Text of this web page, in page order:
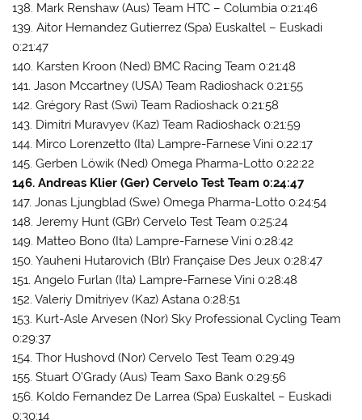
138. Mark Renshaw (Aus) Team HTC – Columbia 0:21:46
139. Aitor Hernandez Gutierrez (Spa) Euskaltel – Euskadi
0:21:47
140. Karsten Kroon (Ned) BMC Racing Team 0:21:48
141. Jason Mccartney (USA) Team Radioshack 0:21:55
142. Grégory Rast (Swi) Team Radioshack 0:21:58
143. Dimitri Muravyev (Kaz) Team Radioshack 0:21:59
144. Mirco Lorenzetto (Ita) Lampre-Farnese Vini 0:22:17
145. Gerben Löwik (Ned) Omega Pharma-Lotto 0:22:22
146. Andreas Klier (Ger) Cervelo Test Team 0:24:47
147. Jonas Ljungblad (Swe) Omega Pharma-Lotto 0:24:54
148. Jeremy Hunt (GBr) Cervelo Test Team 0:25:24
149. Matteo Bono (Ita) Lampre-Farnese Vini 0:28:42
150. Yauheni Hutarovich (Blr) Française Des Jeux 0:28:47
151. Angelo Furlan (Ita) Lampre-Farnese Vini 0:28:48
152. Valeriy Dmitriyev (Kaz) Astana 0:28:51
153. Kurt-Asle Arvesen (Nor) Sky Professional Cycling Team
0:29:37
154. Thor Hushovd (Nor) Cervelo Test Team 0:29:49
155. Stuart O’Grady (Aus) Team Saxo Bank 0:29:56
156. Koldo Fernandez De Larrea (Spa) Euskaltel – Euskadi
0:30:14